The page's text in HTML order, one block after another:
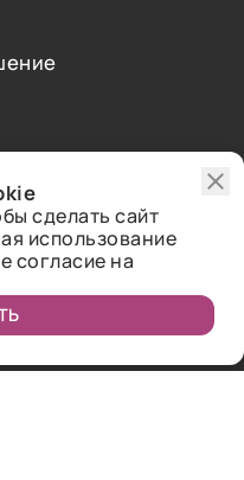
сделать сайт
использование
согласие на